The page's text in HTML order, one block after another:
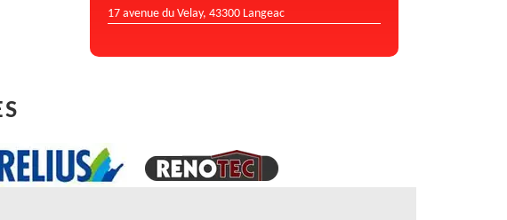
17 avenue du Velay, 43300 Langeac